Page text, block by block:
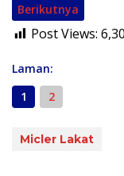
Berikutnya
Post Views:
Laman:
1
2
Micler Lakat